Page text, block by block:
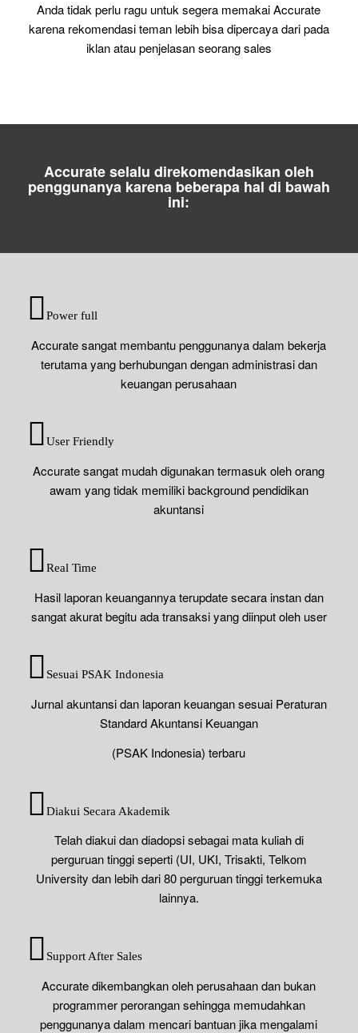
Anda tidak perlu ragu untuk segera memakai Accurate
karena rekomendasi teman lebih bisa dipercaya dari pada
iklan atau penjelasan seorang sales
Accurate selalu direkomendasikan oleh
penggunanya karena beberapa hal di bawah
ini:
Power full
Accurate sangat membantu penggunanya dalam bekerja
terutama yang berhubungan dengan administrasi dan
keuangan perusahaan
User Friendly
Accurate sangat mudah digunakan termasuk oleh orang
awam yang tidak memiliki background pendidikan
akuntansi
Real Time
Hasil laporan keuangannya terupdate secara instan dan
sangat akurat begitu ada transaksi yang diinput oleh user
Sesuai PSAK Indonesia
Jurnal akuntansi dan laporan keuangan sesuai Peraturan
Standard Akuntansi Keuangan
(PSAK Indonesia) terbaru
Diakui Secara Akademik
Telah diakui dan diadopsi sebagai mata kuliah di
perguruan tinggi seperti (UI, UKI, Trisakti, Telkom
University dan lebih dari 80 perguruan tinggi terkemuka
lainnya.
Support After Sales
Accurate dikembangkan oleh perusahaan dan bukan
programmer perorangan sehingga memudahkan
penggunanya dalam mencari bantuan jika mengalami